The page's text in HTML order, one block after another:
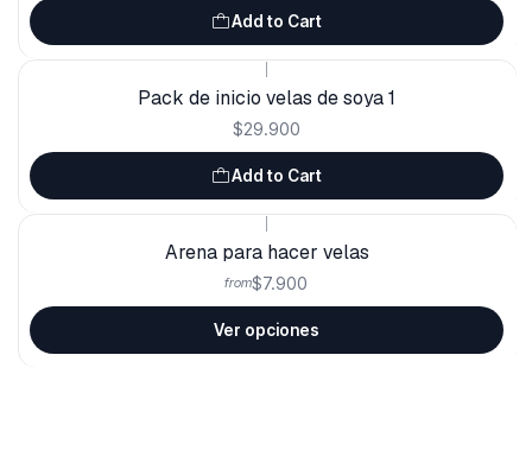
Add to Cart
Pack de inicio velas de soya 1
$29.900
Add to Cart
Arena para hacer velas
from$7.900
Ver opciones